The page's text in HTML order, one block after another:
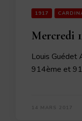
1917
Mercredi
Louis Guédet
914ème et